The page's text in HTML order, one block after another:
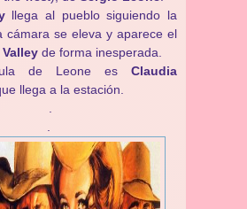
llega al pueblo siguiendo la
cámara se eleva y aparece el
de forma inesperada.
de Leone es Claudia
llega a la estación.